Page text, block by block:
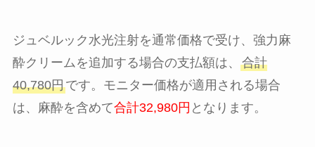
ジュベルック水光注射を通常価格で受け、強力麻
酔クリームを追加する場合の支払額は、 合計
40,780円です。モニター価格が適用される場合
は、麻酔を含めて合計32,980円 となります。